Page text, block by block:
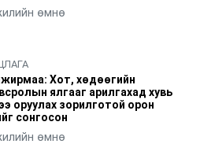
өмнө
Хот, хөдөөгийн
ялгааг арилгахад хувь
оруулах зорилготой орон
сонгосон
өмнө